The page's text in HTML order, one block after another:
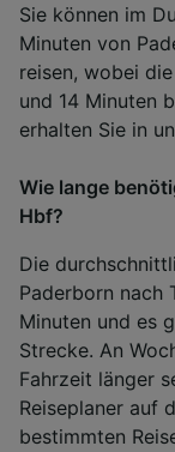
Sie können im
Minuten von
reisen, wobei
und 14 Minuten
erhalten Sie in
Wie lange
Hbf?
Die
Paderborn nach
Minuten und es
Strecke. An
Fahrzeit länger
Reiseplaner auf
bestimmten